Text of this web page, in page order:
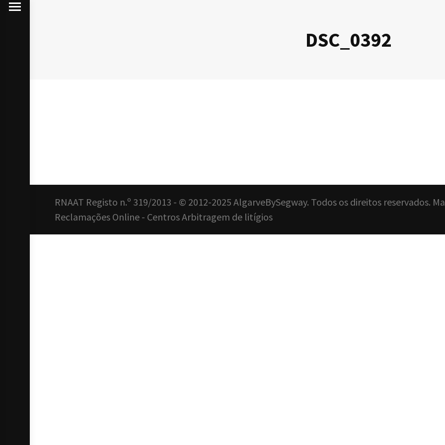
DSC_0392
RNAAT Registo n.º 319/2013 - © 2012-2025 AlgarveBySegway. Todos os direitos reservados.
Reclamações Online - Centros Arbitragem de litígios